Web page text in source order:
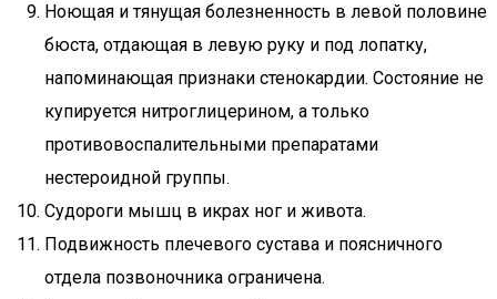
Ноющая и тянущая болезненность в левой половине
бюста, отдающая в левую руку и под лопатку,
напоминающая признаки стенокардии. Состояние не
купируется нитроглицерином, а только
противовоспалительными препаратами
нестероидной группы.
Судороги мышц в икрах ног и живота.
Подвижность плечевого сустава и поясничного
отдела позвоночника ограничена.